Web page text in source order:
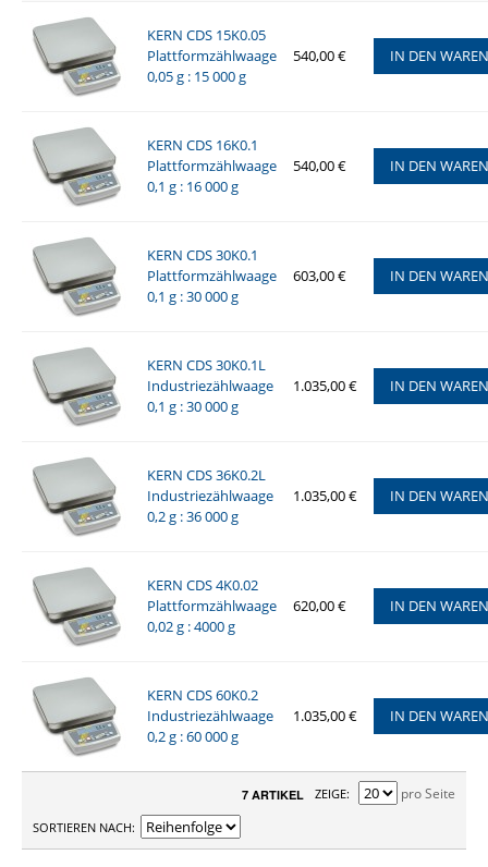
KERN CDS 15K0.05
Plattformzählwaage
0,05 g : 15 000 g
540,00 € IN DEN
KERN CDS 16K0.1
Plattformzählwaage
0,1 g : 16 000 g
540,00 € IN DEN
KERN CDS 30K0.1
Plattformzählwaage
0,1 g : 30 000 g
603,00 € IN DEN
KERN CDS 30K0.1L
Industriezählwaage
0,1 g : 30 000 g
1.035,00 € IN DEN
KERN CDS 36K0.2L
Industriezählwaage
0,2 g : 36 000 g
1.035,00 € IN DEN
KERN CDS 4K0.02
Plattformzählwaage
0,02 g : 4000 g
620,00 € IN DEN
KERN CDS 60K0.2
Industriezählwaage
0,2 g : 60 000 g
1.035,00 € IN DEN
7 ARTIKEL ZEIGE pro Seite
SORTIEREN NACH